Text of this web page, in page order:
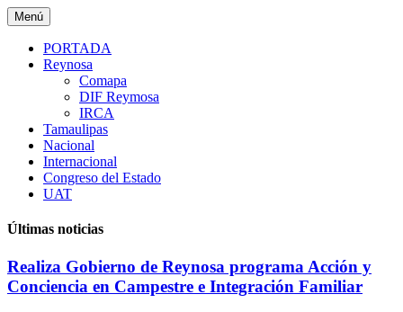
Saltar
al
contenido
Menú
PORTADA
Reynosa
Comapa
DIF Reymosa
IRCA
Tamaulipas
Nacional
Internacional
Congreso del Estado
UAT
Últimas noticias
Realiza Gobierno de Reynosa programa Acción y
Conciencia en Campestre e Integración Familiar